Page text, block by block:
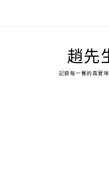
趙先
記錄每一餐的真實